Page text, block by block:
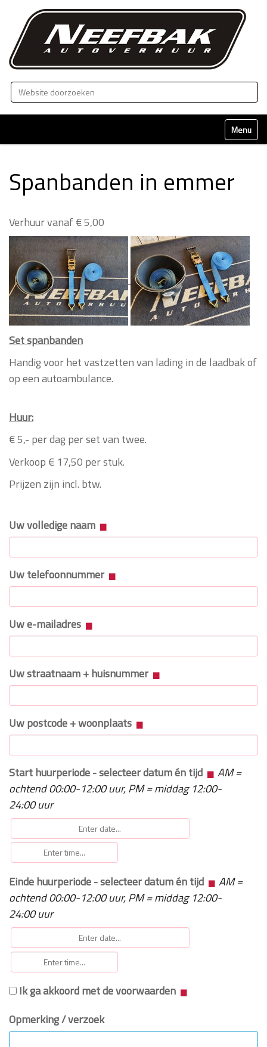
Zoek
Klap
Spanbanden in emmer
Verhuur vanaf € 5,00
Set spanbanden
Handig voor het vastzetten van lading in de laadbak of
op een autoambulance.
Huur:
€ 5,- per dag per set van twee.
Verkoop € 17,50 per stuk.
Prijzen zijn incl. btw.
Uw volledige naam
Uw telefoonnummer
Uw e-mailadres
Uw straatnaam + huisnummer
Uw postcode + woonplaats
Start huurperiode - selecteer datum én tijd
AM =
ochtend 00:00-12:00 uur, PM = middag 12:00-
24:00 uur
Einde huurperiode - selecteer datum én tijd
AM =
ochtend 00:00-12:00 uur, PM = middag 12:00-
24:00 uur
Ik ga akkoord met de voorwaarden
Opmerking / verzoek